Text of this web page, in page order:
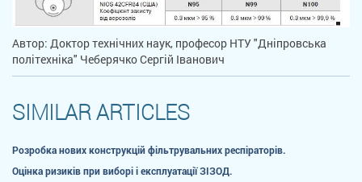
Автор: Доктор технічних наук, професор НТУ "Дніпровська
політехніка" Чеберячко Сергій Іванович
SIMILAR ARTICLES
Розробка нових конструкцій фільтрувальних респіраторів.
Оцінка ризиків при виборі і експлуатації ЗІЗОД.